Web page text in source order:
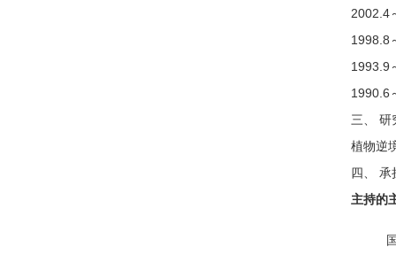
2002.4
1998.8
1993.9
1990.6
三、 研
植物逆
四、 承
主持的